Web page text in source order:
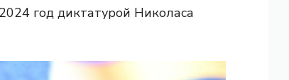
год диктатурой Николаса